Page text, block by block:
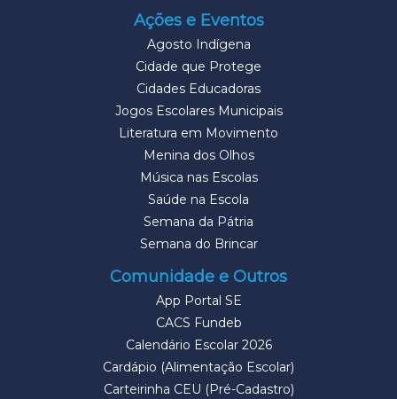
Ações e Eventos
Agosto Indígena
Cidade que Protege
Cidades Educadoras
Jogos Escolares Municipais
Literatura em Movimento
Menina dos Olhos
Música nas Escolas
Saúde na Escola
Semana da Pátria
Semana do Brincar
Comunidade e Outros
App Portal SE
CACS Fundeb
Calendário Escolar 2026
Cardápio (Alimentação Escolar)
Carteirinha CEU (Pré-Cadastro)